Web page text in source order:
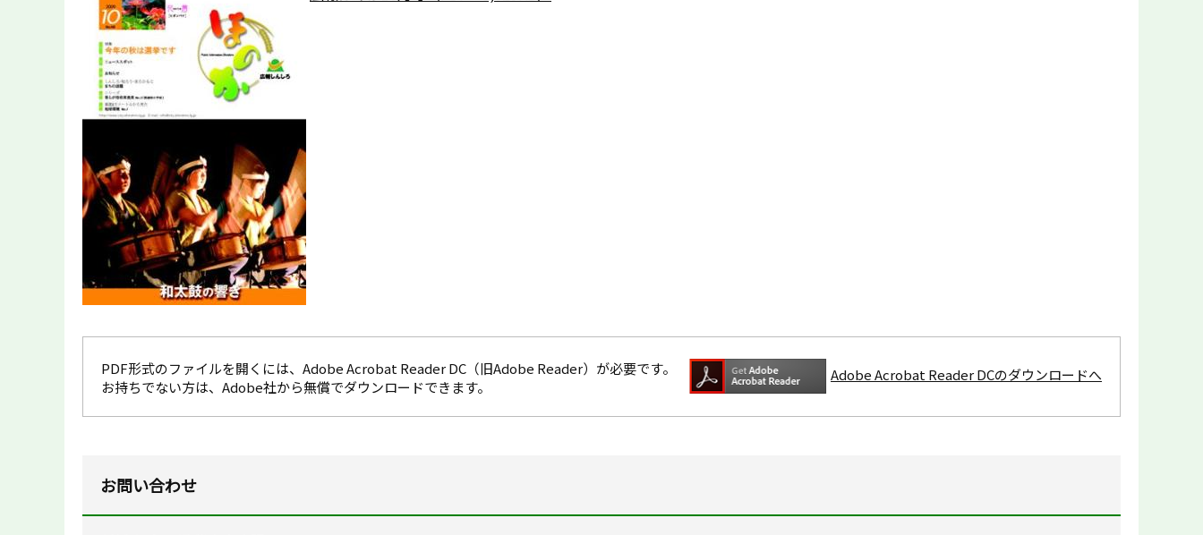
PDF形式のファイルを開くには、Adobe Acrobat Reader DC（旧Adobe Reader）が必要です。
お持ちでない方は、Adobe社から無償でダウンロードできます。
Adobe Acrobat Reader DCのダウンロードへ
お問い合わせ